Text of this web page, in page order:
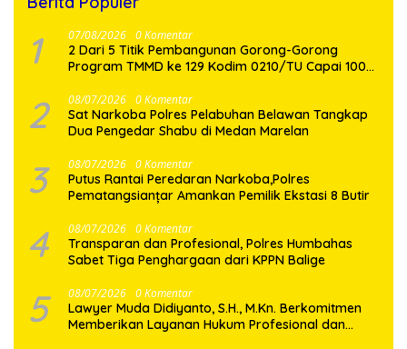
1 07/08/2026 0 Komentar
2 Dari 5 Titik Pembangunan Gorong-Gorong
Program TMMD ke 129 Kodim 0210/TU Capai 100
2 08/07/2026 0 Komentar
Sat Narkoba Polres Pelabuhan Belawan Tangkap
Dua Pengedar Shabu di Medan Marelan
3 08/07/2026 0 Komentar
Putus Rantai Peredaran Narkoba,Polres
Pematangsianțar Amankan Pemilik Ekstasi 8 Butir
4 08/07/2026 0 Komentar
Transparan dan Profesional, Polres Humbahas
Sabet Tiga Penghargaan dari KPPN Balige
5 08/07/2026 0 Komentar
Lawyer Muda Didiyanto, S.H., M.Kn. Berkomitmen
Memberikan Layanan Hukum Profesional dan